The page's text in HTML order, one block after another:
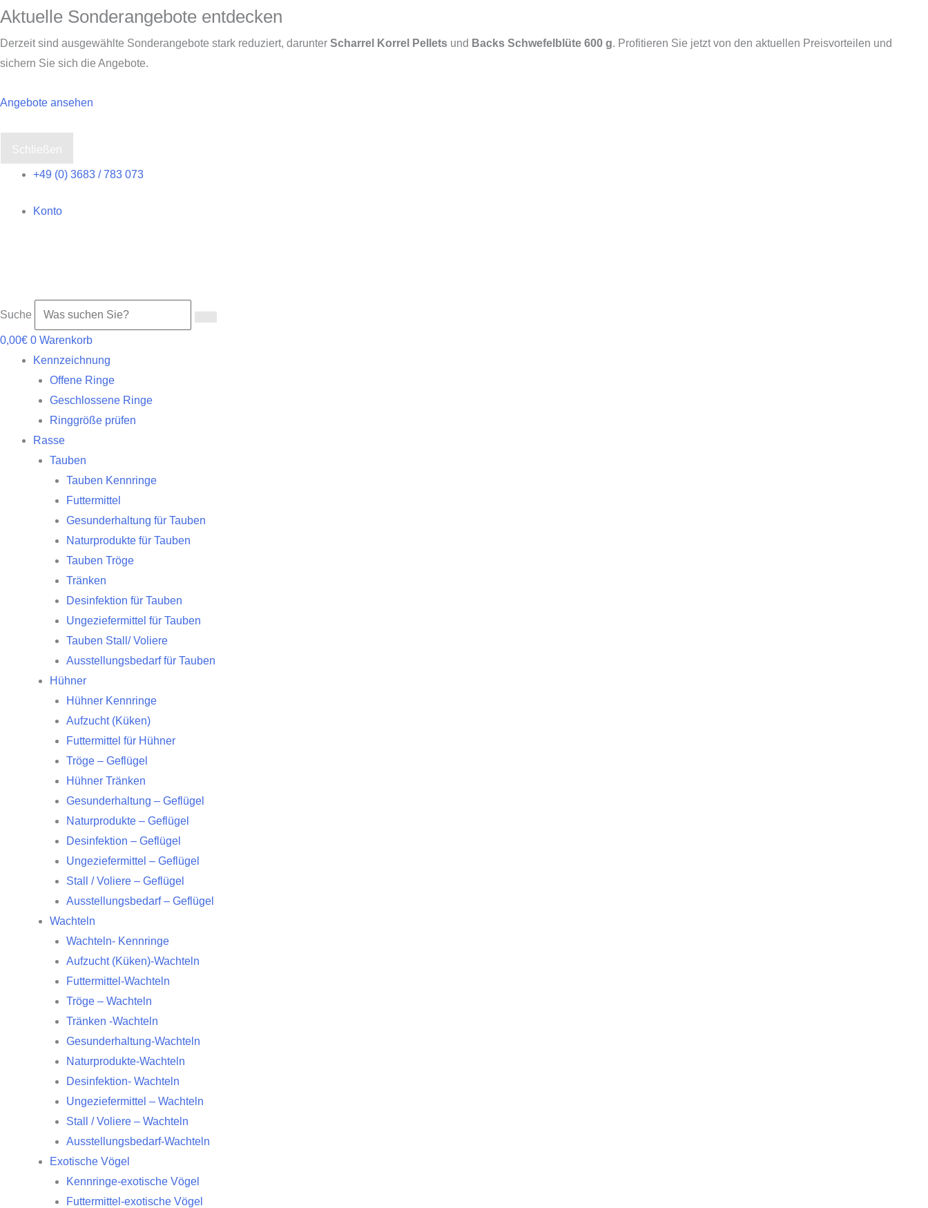
Aktuelle Sonderangebote entdecken
Derzeit sind ausgewählte Sonderangebote stark reduziert, darunter Scharrel Korrel Pellets und Backs Schwefelblüte 600 g. Profitieren Sie jetzt von den aktuellen Preisvorteilen und
sichern Sie sich die Angebote.
Angebote ansehen
Schließen
springen
+49 (0) 3683 / 783 073
Konto
Suche
0,00€ 0 Warenkorb
Kennzeichnung
Offene Ringe
Geschlossene Ringe
Ringgröße prüfen
Rasse
Tauben
Tauben Kennringe
Futtermittel
Gesunderhaltung für Tauben
Naturprodukte für Tauben
Tauben Tröge
Tränken
Desinfektion für Tauben
Ungeziefermittel für Tauben
Tauben Stall/ Voliere
Ausstellungsbedarf für Tauben
Hühner
Hühner Kennringe
Aufzucht (Küken)
Futtermittel für Hühner
Tröge – Geflügel
Hühner Tränken
Gesunderhaltung – Geflügel
Naturprodukte – Geflügel
Desinfektion – Geflügel
Ungeziefermittel – Geflügel
Stall / Voliere – Geflügel
Ausstellungsbedarf – Geflügel
Wachteln
Wachteln- Kennringe
Aufzucht (Küken)-Wachteln
Futtermittel-Wachteln
Tröge – Wachteln
Tränken -Wachteln
Gesunderhaltung-Wachteln
Naturprodukte-Wachteln
Desinfektion- Wachteln
Ungeziefermittel – Wachteln
Stall / Voliere – Wachteln
Ausstellungsbedarf-Wachteln
Exotische Vögel
Kennringe-exotische Vögel
Futtermittel-exotische Vögel